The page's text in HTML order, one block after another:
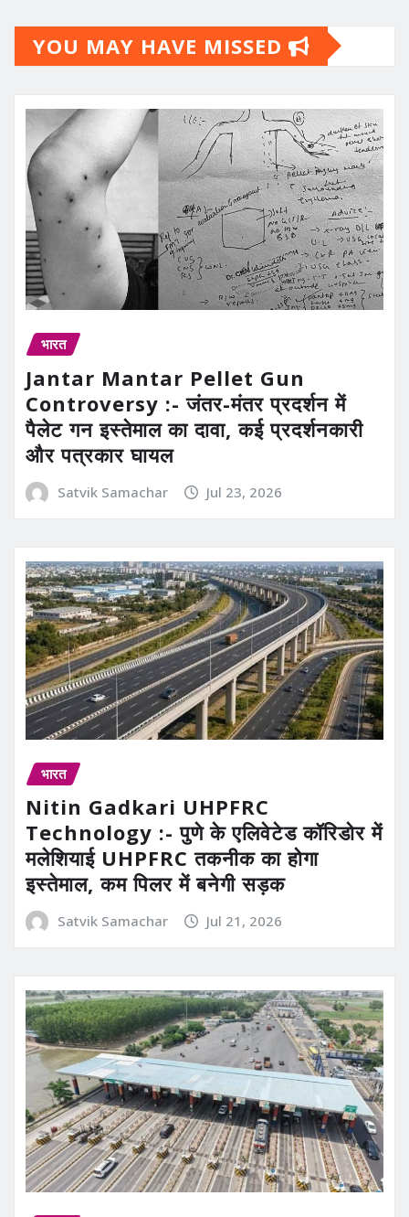
YOU MAY HAVE MISSED
भारत
Jantar Mantar Pellet Gun
Controversy :- जंतर-मंतर प्रदर्शन में
पैलेट गन इस्तेमाल का दावा, कई प्रदर्शनकारी
और पत्रकार घायल
Satvik Samachar Jul 23, 2026
भारत
Nitin Gadkari UHPFRC
Technology :- पुणे के एलिवेटेड कॉरिडोर में
मलेशियाई UHPFRC तकनीक का होगा
इस्तेमाल, कम पिलर में बनेगी सड़क
Satvik Samachar Jul 21, 2026